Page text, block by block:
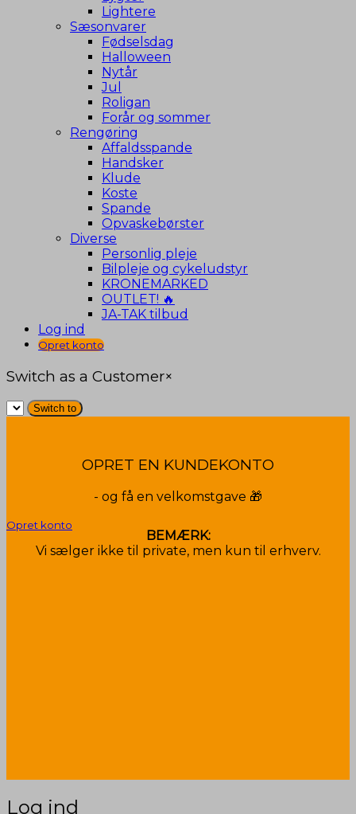
Lightere
Sæsonvarer
Fødselsdag
Halloween
Nytår
Jul
Roligan
Forår og sommer
Rengøring
Affaldsspande
Handsker
Klude
Koste
Spande
Opvaskebørster
Diverse
Personlig pleje
Bilpleje og cykeludstyr
KRONEMARKED
OUTLET! 🔥
JA-TAK tilbud
Log ind
Opret konto
Switch as a Customer×
OPRET EN KUNDEKONTO
- og få en velkomstgave 🎁
Opret konto
BEMÆRK:
Vi sælger ikke til private, men kun til erhverv.
Log ind